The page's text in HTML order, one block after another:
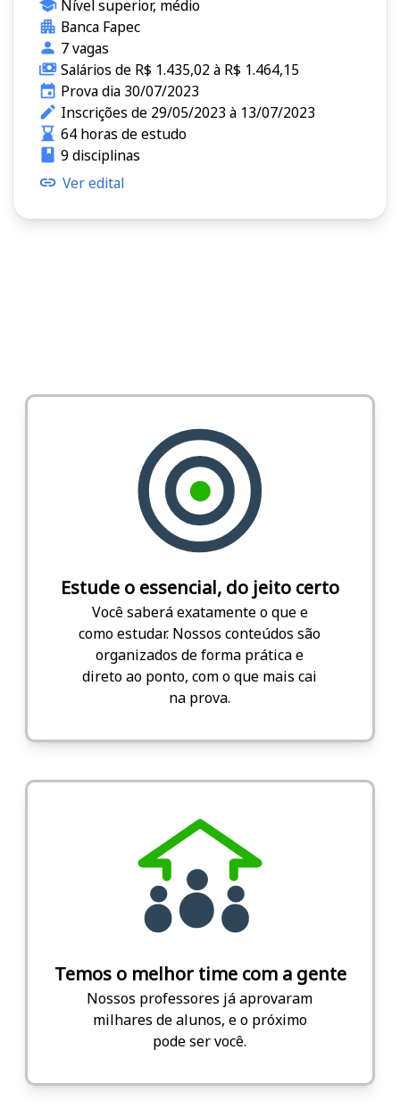
Nível superior, médio
Banca Fapec
7 vagas
Salários de R$ 1.435,02 à R$ 1.464,15
Prova dia 30/07/2023
Inscrições de 29/05/2023 à 13/07/2023
64 horas de estudo
9 disciplinas
Ver edital
Estude o essencial, do jeito certo
Você saberá exatamente o que e
como estudar. Nossos conteúdos são
organizados de forma prática e
direto ao ponto, com o que mais cai
na prova.
Temos o melhor time com a gente
Nossos professores já aprovaram
milhares de alunos, e o próximo
pode ser você.